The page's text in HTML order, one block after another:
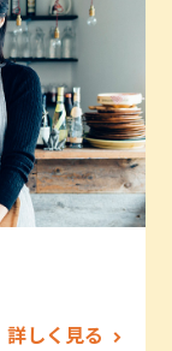
詳しく見る